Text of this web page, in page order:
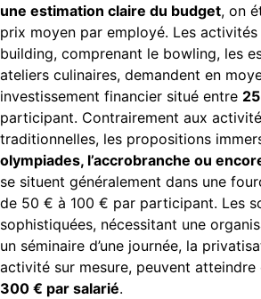
une estimation claire du budget, on
prix moyen par employé. Les
building, comprenant le bowling, les
ateliers culinaires, demandent en
investissement financier situé entre
participant. Contrairement aux
traditionnelles, les propositions
olympiades, l’accrobranche ou
se situent généralement dans une
de 50 € à 100 € par participant. Les
sophistiquées, nécessitant une
un séminaire d’une journée, la
activité sur mesure, peuvent atteindre
300 € par salarié.